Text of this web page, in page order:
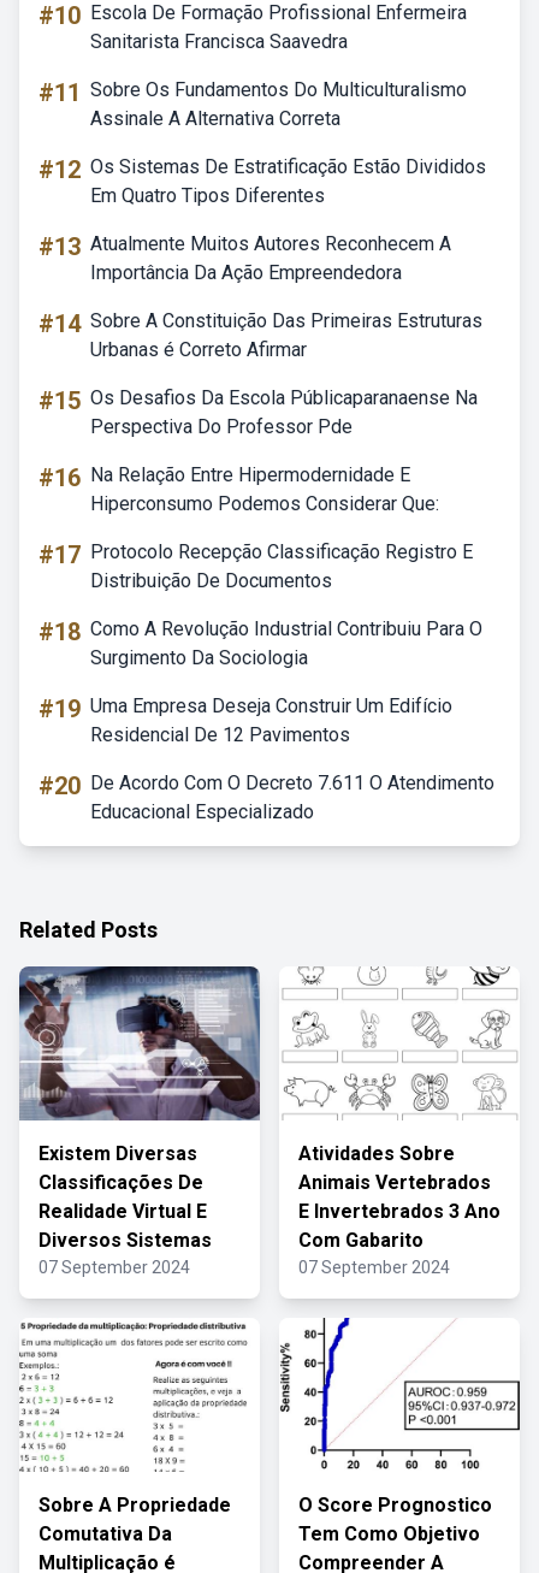
#10 Escola De Formação Profissional Enfermeira
Sanitarista Francisca Saavedra
#11 Sobre Os Fundamentos Do Multiculturalismo
Assinale A Alternativa Correta
#12 Os Sistemas De Estratificação Estão Divididos
Em Quatro Tipos Diferentes
#13 Atualmente Muitos Autores Reconhecem A
Importância Da Ação Empreendedora
#14 Sobre A Constituição Das Primeiras Estruturas
Urbanas é Correto Afirmar
#15 Os Desafios Da Escola Públicaparanaense Na
Perspectiva Do Professor Pde
#16 Na Relação Entre Hipermodernidade E
Hiperconsumo Podemos Considerar Que:
#17 Protocolo Recepção Classificação Registro E
Distribuição De Documentos
#18 Como A Revolução Industrial Contribuiu Para O
Surgimento Da Sociologia
#19 Uma Empresa Deseja Construir Um Edifício
Residencial De 12 Pavimentos
#20 De Acordo Com O Decreto 7.611 O Atendimento
Educacional Especializado
Related Posts
Existem Diversas
Classificações De
Realidade Virtual E
Diversos Sistemas
07 September 2024
Atividades Sobre
Animais Vertebrados
E Invertebrados 3 Ano
Com Gabarito
07 September 2024
Sobre A Propriedade
Comutativa Da
Multiplicação é
O Score Prognostico
Tem Como Objetivo
Compreender A